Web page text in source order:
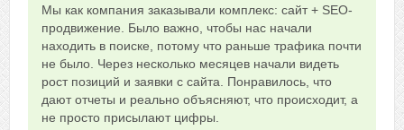
0
Сказать друзьям об отзыве
Мы как компания заказывали комплекс: сайт + SEO-
продвижение. Было важно, чтобы нас начали
находить в поиске, потому что раньше трафика почти
не было. Через несколько месяцев начали видеть
рост позиций и заявки с сайта. Понравилось, что
дают отчеты и реально объясняют, что происходит, а
не просто присылают цифры.